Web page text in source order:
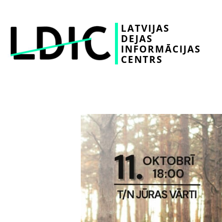
LATVIJAS
DEJAS
INFORMĀCIJAS
CENTRS